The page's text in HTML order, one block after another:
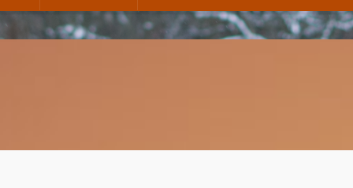
DatenschutzerklärungEchtheit von Bewertungen FAQ – Fragen und Antworten